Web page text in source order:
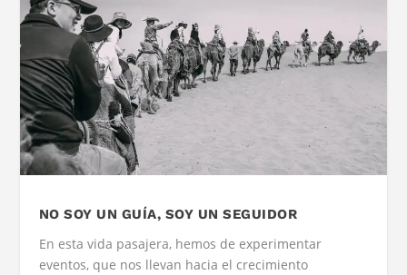
NO SOY UN GUÍA, SOY UN SEGUIDOR
En esta vida pasajera, hemos de experimentar
eventos, que nos llevan hacia el crecimiento